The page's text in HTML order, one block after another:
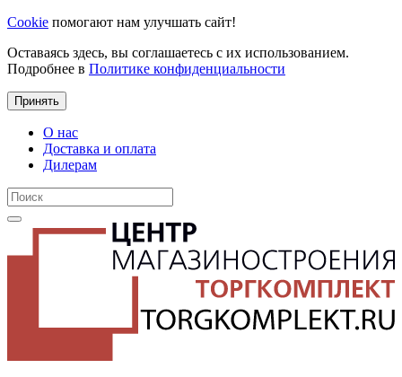
Cookie помогают нам улучшать сайт!
Оставаясь здесь, вы соглашаетесь с их использованием.
Подробнее в Политике конфиденциальности
Принять
О нас
Доставка и оплата
Дилерам